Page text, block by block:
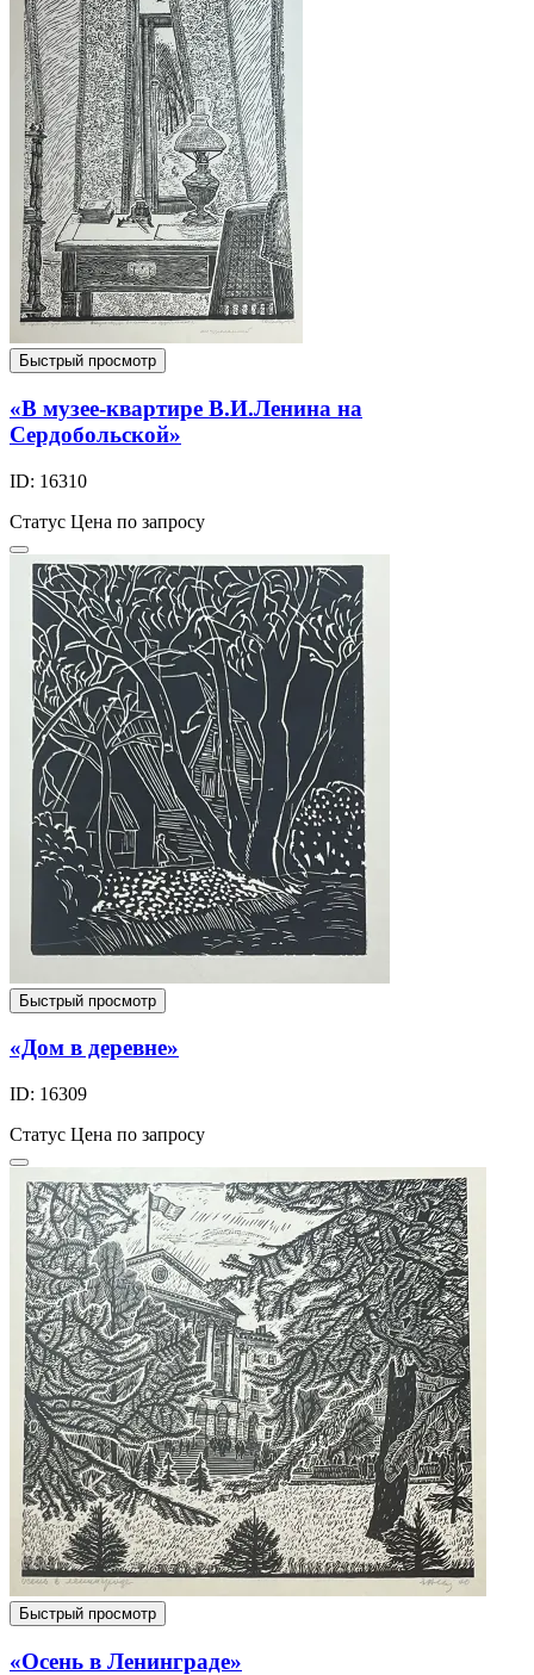
Быстрый просмотр
«В музее-квартире В.И.Ленина на
Сердобольской»
ID: 16310
Статус Цена по запросу
Быстрый просмотр
«Дом в деревне»
ID: 16309
Статус Цена по запросу
Быстрый просмотр
«Осень в Ленинграде»